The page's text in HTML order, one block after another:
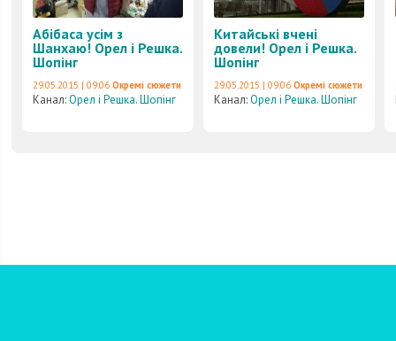
Абібаса усім з
Шанхаю! Орел і Решка.
Шопінг
29.05.2015 | 09:06 Окремі сюжети
Канал:Орел і Решка. Шопінг
Китайські вчені
довели! Орел і Решка.
Шопінг
29.05.2015 | 09:06 Окремі сюжети
Канал:Орел і Решка. Шопінг